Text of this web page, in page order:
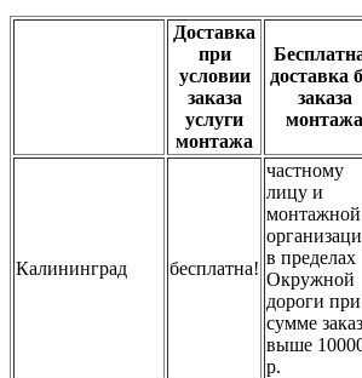
Доставка
при
условии
заказа
услуги
монтажа
доставка
заказа
монтажа
Калининград бесплатна!
частному
лицу и
монтажной
в пределах
Окружной
дороги при
сумме
выше
р.